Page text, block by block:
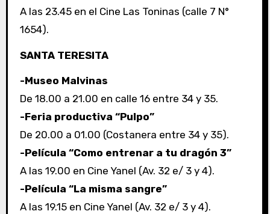
A las 23.45 en el Cine Las Toninas (calle 7 N°
1654).
SANTA TERESITA
-Museo Malvinas
De 18.00 a 21.00 en calle 16 entre 34 y 35.
-Feria productiva “Pulpo”
De 20.00 a 01.00 (Costanera entre 34 y 35).
-Película “Como entrenar a tu dragón 3”
A las 19.00 en Cine Yanel (Av. 32 e/ 3 y 4).
-Película “La misma sangre”
A las 19.15 en Cine Yanel (Av. 32 e/ 3 y 4).